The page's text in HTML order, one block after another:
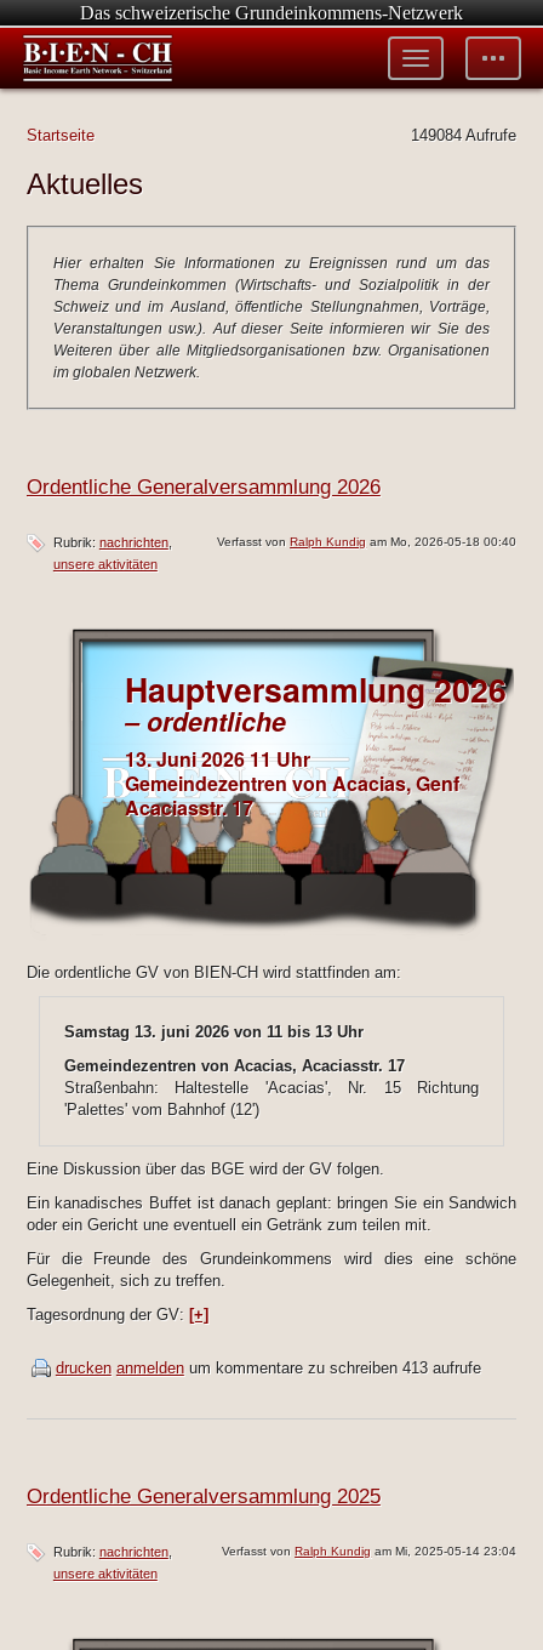
Das schweizerische Grundeinkommens-Netzwerk
Toggle
tools
Toggle
menu
149084 Aufrufe
Startseite
Aktuelles
Hier erhalten Sie Informationen zu Ereignissen rund um das
Thema Grundeinkommen (Wirtschafts- und Sozialpolitik in der
Schweiz und im Ausland, öffentliche Stellungnahmen, Vorträge,
Veranstaltungen usw.). Auf dieser Seite informieren wir Sie des
Weiteren über alle Mitgliedsorganisationen bzw. Organisationen
im globalen Netzwerk.
Ordentliche Generalversammlung 2026
Verfasst vonRalph Kundig am Mo, 2026-05-18 00:40
Rubrik: nachrichten
unsere aktivitäten
Hauptversammlung 2026
– ordentliche
13. Juni 2026 11 Uhr
Gemeindezentren von Acacias, Genf
Acaciasstr. 17
Die ordentliche GV von BIEN-CH wird stattfinden am:
Samstag 13. juni 2026 von 11 bis 13 Uhr
Gemeindezentren von Acacias, Acaciasstr. 17
Straßenbahn: Haltestelle 'Acacias', Nr. 15 Richtung
'Palettes' vom Bahnhof (12')
Eine Diskussion über das BGE wird der GV folgen.
Ein kanadisches Buffet ist danach geplant: bringen Sie ein Sandwich
oder ein Gericht une eventuell ein Getränk zum teilen mit.
Für die Freunde des Grundeinkommens wird dies eine schöne
Gelegenheit, sich zu treffen.
Tagesordnung der GV: [+]
drucken anmeldenum kommentare zu schreiben 413 aufrufe
Ordentliche Generalversammlung 2025
Verfasst vonRalph Kundig am Mi, 2025-05-14 23:04
Rubrik: nachrichten
unsere aktivitäten